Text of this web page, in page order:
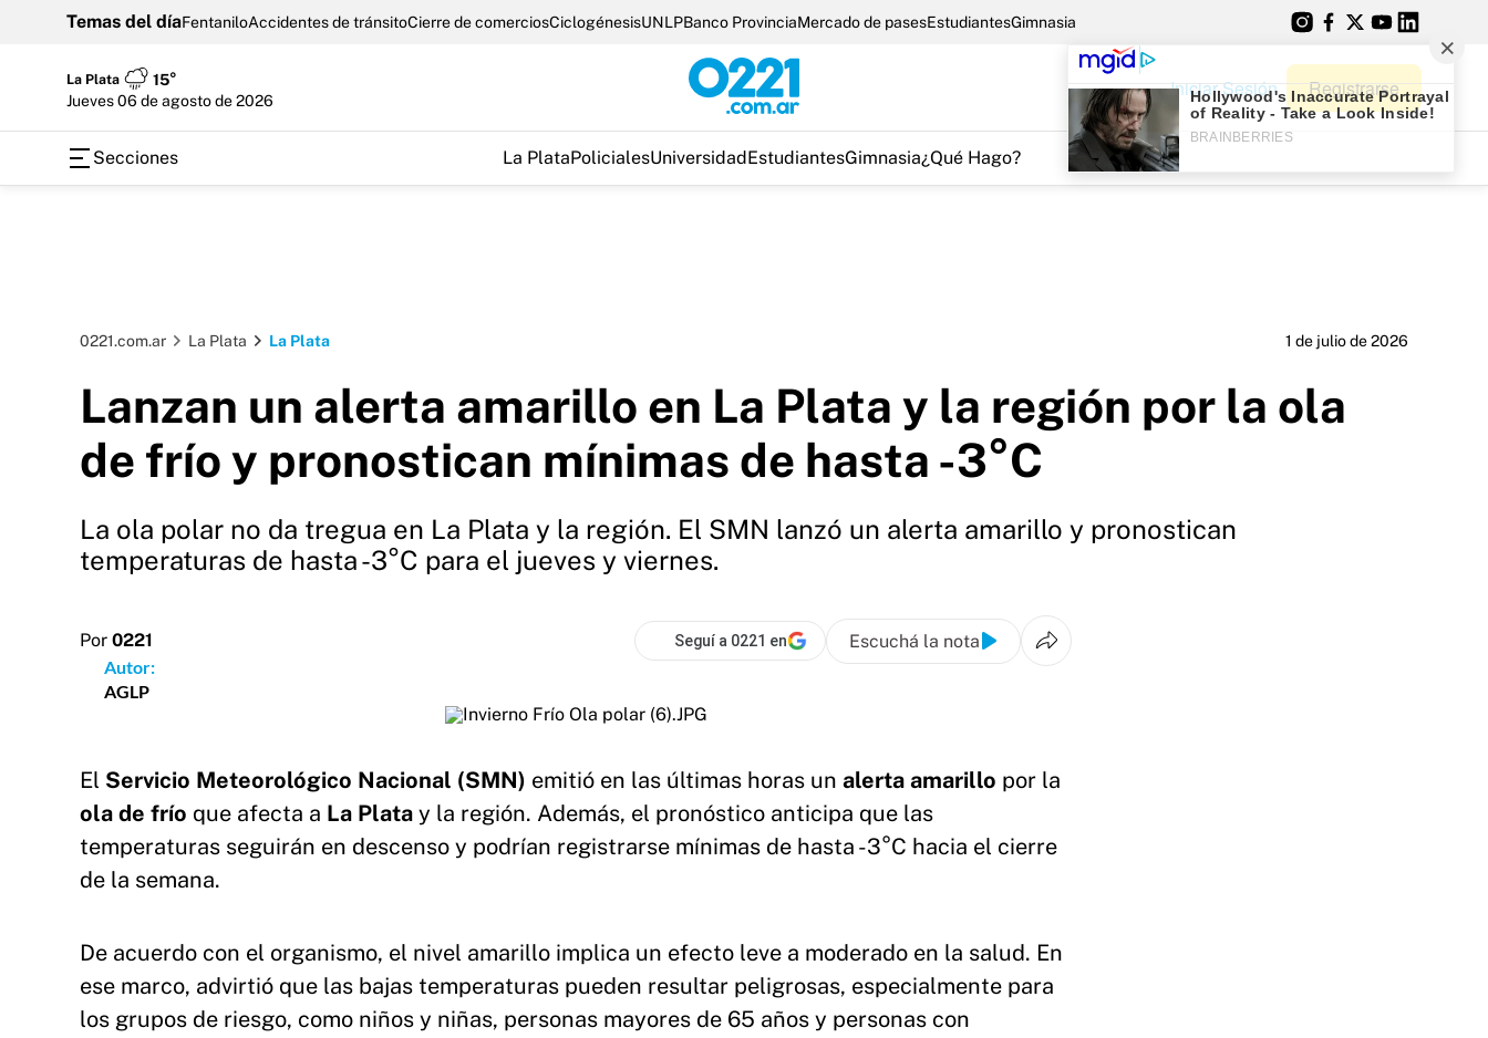
Temas del díaFentaniloAccidentes de tránsitoCierre de comerciosCiclogénesisUNLPBanco ProvinciaMercado de pasesEstudiantesGimnasia
La Plata
15°
jueves 06 de agosto de 2026
Iniciar Sesión Registrarse
Secciones La PlataPolicialesUniversidadEstudiantesGimnasia¿Qué Hago?
0221.com.ar La Plata La Plata 1 de julio de 2026
Lanzan un alerta amarillo en La Plata y la región por la ola
de frío y pronostican mínimas de hasta -3°C
La ola polar no da tregua en La Plata y la región. El SMN lanzó un alerta amarillo y pronostican
temperaturas de hasta -3°C para el jueves y viernes.
Por 0221 Seguí a 0221 en
Escuchá la nota
Autor:
AGLP
El Servicio Meteorológico Nacional (SMN) emitió en las últimas horas un alerta amarillo por la
ola de frío que afecta a La Plata y la región. Además, el pronóstico anticipa que las
temperaturas seguirán en descenso y podrían registrarse mínimas de hasta -3°C hacia el cierre
de la semana.
De acuerdo con el organismo, el nivel amarillo implica un efecto leve a moderado en la salud. En
ese marco, advirtió que las bajas temperaturas pueden resultar peligrosas, especialmente para
los grupos de riesgo, como niños y niñas, personas mayores de 65 años y personas con